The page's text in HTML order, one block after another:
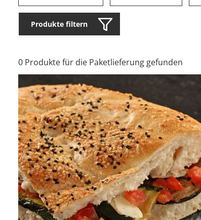
Produkte filtern
0 Produkte für die Paketlieferung gefunden